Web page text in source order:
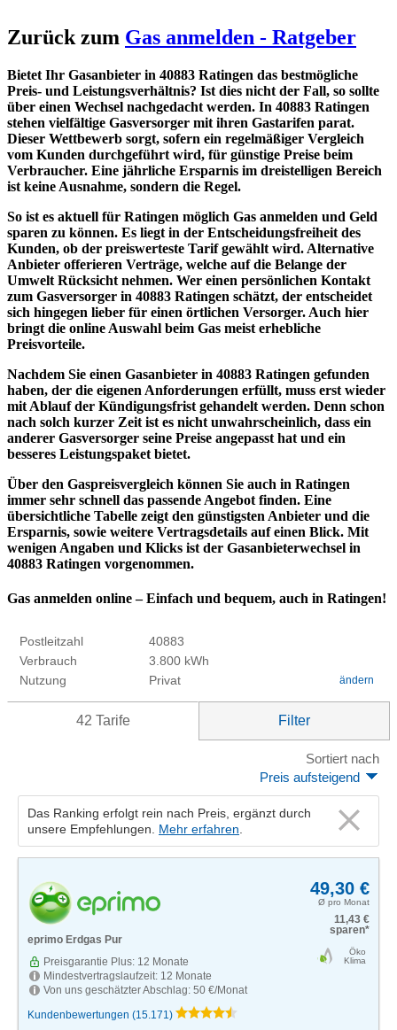
Zurück zum Gas anmelden - Ratgeber
Bietet Ihr Gasanbieter in 40883 Ratingen das bestmögliche
Preis- und Leistungsverhältnis? Ist dies nicht der Fall, so sollte
über einen Wechsel nachgedacht werden. In 40883 Ratingen
stehen vielfältige Gasversorger mit ihren Gastarifen parat.
Dieser Wettbewerb sorgt, sofern ein regelmäßiger Vergleich
vom Kunden durchgeführt wird, für günstige Preise beim
Verbraucher. Eine jährliche Ersparnis im dreistelligen Bereich
ist keine Ausnahme, sondern die Regel.
So ist es aktuell für Ratingen möglich Gas anmelden und Geld
sparen zu können. Es liegt in der Entscheidungsfreiheit des
Kunden, ob der preiswerteste Tarif gewählt wird. Alternative
Anbieter offerieren Verträge, welche auf die Belange der
Umwelt Rücksicht nehmen. Wer einen persönlichen Kontakt
zum Gasversorger in 40883 Ratingen schätzt, der entscheidet
sich hingegen lieber für einen örtlichen Versorger. Auch hier
bringt die online Auswahl beim Gas meist erhebliche
Preisvorteile.
Nachdem Sie einen Gasanbieter in 40883 Ratingen gefunden
haben, der die eigenen Anforderungen erfüllt, muss erst wieder
mit Ablauf der Kündigungsfrist gehandelt werden. Denn schon
nach solch kurzer Zeit ist es nicht unwahrscheinlich, dass ein
anderer Gasversorger seine Preise angepasst hat und ein
besseres Leistungspaket bietet.
Über den Gaspreisvergleich können Sie auch in Ratingen
immer sehr schnell das passende Angebot finden. Eine
übersichtliche Tabelle zeigt den günstigsten Anbieter und die
Ersparnis, sowie weitere Vertragsdetails auf einen Blick. Mit
wenigen Angaben und Klicks ist der Gasanbieterwechsel in
40883 Ratingen vorgenommen.
Gas anmelden online – Einfach und bequem, auch in Ratingen!